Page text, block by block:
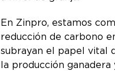
En Zinpro, estamos
reducción de carbono
subrayan el papel vital
la producción ganadera